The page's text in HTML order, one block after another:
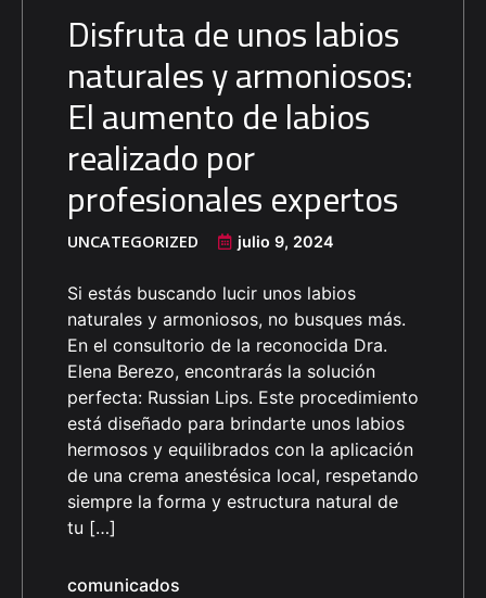
Disfruta de unos labios
naturales y armoniosos:
El aumento de labios
realizado por
profesionales expertos
UNCATEGORIZED julio 9, 2024
Si estás buscando lucir unos labios
naturales y armoniosos, no busques más.
En el consultorio de la reconocida Dra.
Elena Berezo, encontrarás la solución
perfecta: Russian Lips. Este procedimiento
está diseñado para brindarte unos labios
hermosos y equilibrados con la aplicación
de una crema anestésica local, respetando
siempre la forma y estructura natural de
tu […]
comunicados